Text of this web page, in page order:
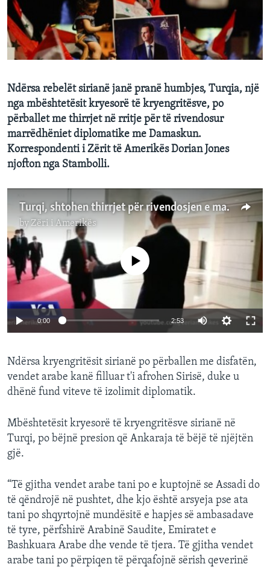
INTERVISTA
DITARI
Ndërsa rebelët sirianë janë pranë humbjes, Turqia, një
nga mbështetësit kryesorë të kryengritësve, po
përballet me thirrjet në rritje për të rivendosur
marrëdhëniet diplomatike me Damaskun.
Korrespondenti i Zërit të Amerikës Dorian Jones
njofton nga Stambolli.
Turqi, shtohen thirrjet për rivendosjen e marrëdhënieve diplomatike me Sirinë
byZëri i Amerikës
No media source currently available
0:00 2:53
Ndërsa kryengritësit sirianë po përballen me disfatën,
vendet arabe kanë filluar t'i afrohen Sirisë, duke u
dhënë fund viteve të izolimit diplomatik.
Mbështetësit kryesorë të kryengritësve sirianë në
Turqi, po bëjnë presion që Ankaraja të bëjë të njëjtën
gjë.
“Të gjitha vendet arabe tani po e kuptojnë se Assadi do
të qëndrojë në pushtet, dhe kjo është arsyeja pse ata
tani po shqyrtojnë mundësitë e hapjes së ambasadave
të tyre, përfshirë Arabinë Saudite, Emiratet e
Bashkuara Arabe dhe vende të tjera. Të gjitha vendet
arabe tani po përpiqen të përqafojnë sërish qeverinë